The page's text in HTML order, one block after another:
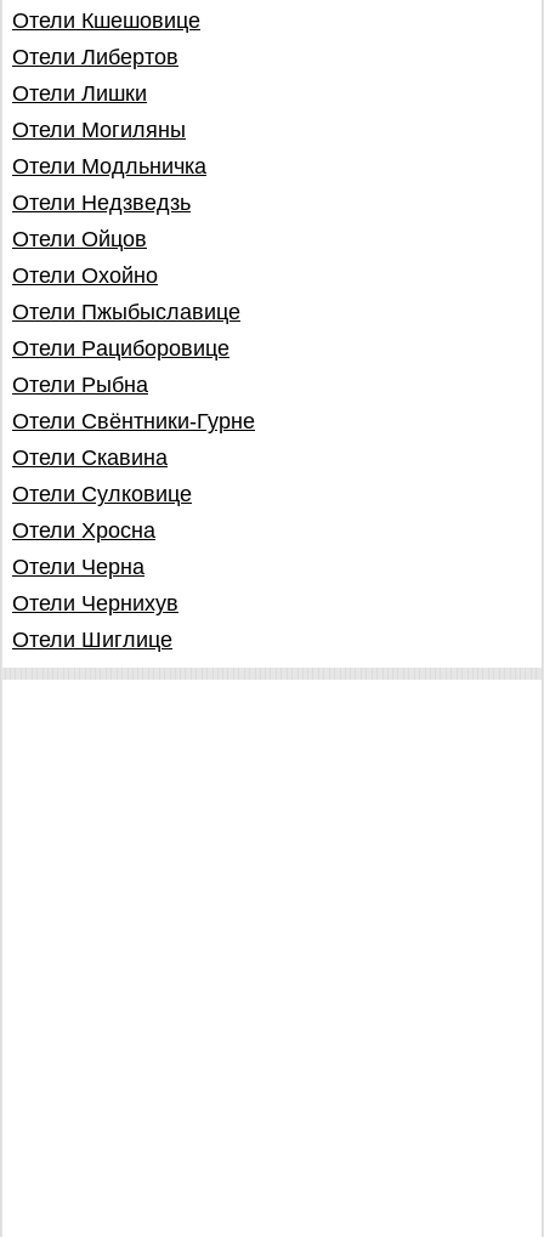
Отели Кшешовице
Отели Либертов
Отели Лишки
Отели Могиляны
Отели Модльничка
Отели Недзведзь
Отели Ойцов
Отели Охойно
Отели Пжыбыславице
Отели Рaцибoровицe
Отели Рыбна
Отели Свёнтники-Гурне
Отели Скавина
Отели Сулковице
Отели Хросна
Отели Черна
Отели Чернихув
Отели Шиглице